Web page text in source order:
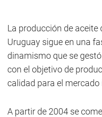
La producción de aceite
Uruguay sigue en una
dinamismo que se
con el objetivo de
calidad para el
A partir de 2004 se